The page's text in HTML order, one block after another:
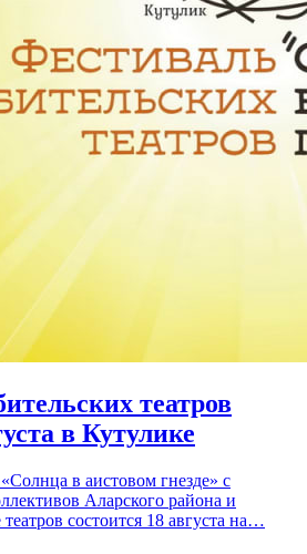
театров
в Кутулике
в аистовом гнезде» с
Аларского района и
состоится 18 августа на…